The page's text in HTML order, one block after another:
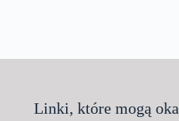
Linki, które mogą